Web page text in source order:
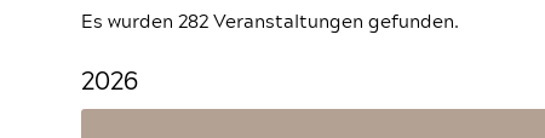
Es wurden 282 Veranstaltungen gefunden.
2026